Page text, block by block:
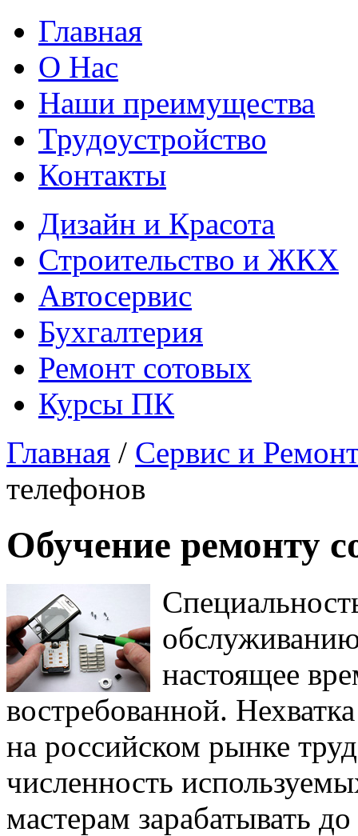
Главная
О Нас
Наши преимущества
Трудоустройство
Контакты
Дизайн и Красота
Строительство и ЖКХ
Автосервис
Бухгалтерия
Ремонт сотовых
Курсы ПК
Главная / Сервис и
телефонов
Обучение ремонту
настоящее
востребованной.
на российском рынке
численность
мастерам зарабатывать